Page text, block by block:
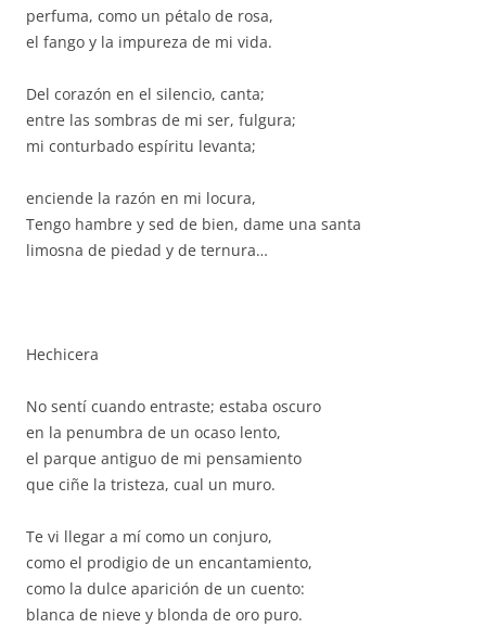
perfuma, como un pétalo de rosa,
el fango y la impureza de mi vida.
Del corazón en el silencio, canta;
entre las sombras de mi ser, fulgura;
mi conturbado espíritu levanta;
enciende la razón en mi locura,
Tengo hambre y sed de bien, dame una santa
limosna de piedad y de ternura…
Hechicera
No sentí cuando entraste; estaba oscuro
en la penumbra de un ocaso lento,
el parque antiguo de mi pensamiento
que ciñe la tristeza, cual un muro.
Te vi llegar a mí como un conjuro,
como el prodigio de un encantamiento,
como la dulce aparición de un cuento:
blanca de nieve y blonda de oro puro.